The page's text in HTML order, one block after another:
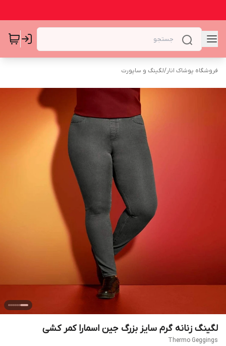
فروشگاه پوشاک انار/لگینگ و ساپورت
لگینگ زنانه گرم سایز بزرگ جین اسمارا کمر کشی
Thermo Geggings